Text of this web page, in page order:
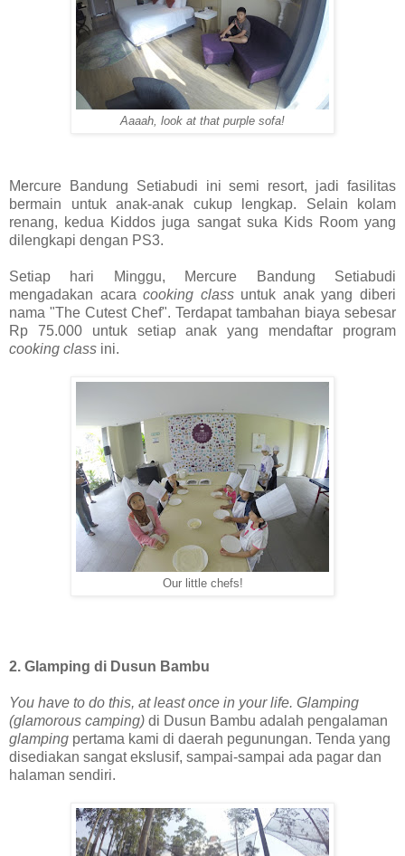
Aaaah, look at that purple sofa!
Mercure Bandung Setiabudi ini semi resort, jadi fasilitas
bermain untuk anak-anak cukup lengkap. Selain kolam
renang, kedua Kiddos juga sangat suka Kids Room yang
dilengkapi dengan PS3.
Setiap hari Minggu, Mercure Bandung Setiabudi
mengadakan acaracooking classuntuk anak yang diberi
nama "The Cutest Chef". Terdapat tambahan biaya sebesar
Rp 75.000 untuk setiap anak yang mendaftar program
cooking class ini.
Our little chefs!
2. Glamping di Dusun Bambu
You have to do this, at least once in your life. Glamping
(glamorous camping) di Dusun Bambu adalah pengalaman
glamping pertama kami di daerah pegunungan. Tenda yang
disediakan sangat ekslusif, sampai-sampai ada pagar dan
halaman sendiri.